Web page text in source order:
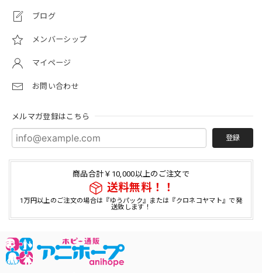
ブログ
メンバーシップ
マイページ
お問い合わせ
メルマガ登録はこちら
登録
商品合計￥10,000以上のご注文で
送料無料！！
1万円以上のご注文の場合は『ゆうパック』または『クロネコヤマト』で発
送致します！